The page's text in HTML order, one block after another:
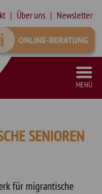
Über uns Newsletter
MENÜ
SENIOREN
für migrantische